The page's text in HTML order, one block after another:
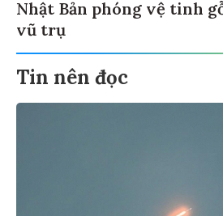
Nhật Bản phóng vệ tinh
vũ trụ
Tin nên đọc